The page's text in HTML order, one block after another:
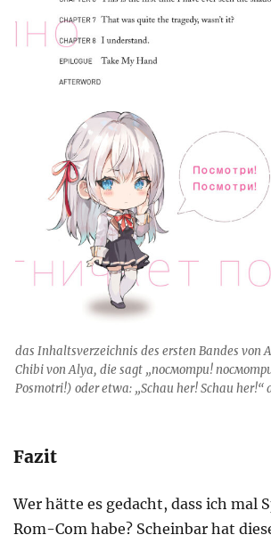
das Inhaltsverzeichnis des ersten Bandes von
Chibi von Alya, die sagt „посмотри!
Posmotri!) oder etwa: „Schau her! Schau her!“
Fazit
Wer hätte es gedacht, dass ich mal
Rom-Com habe? Scheinbar hat